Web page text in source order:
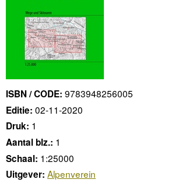
ISBN / CODE: 9783948256005
Editie: 02-11-2020
Druk: 1
Aantal blz.: 1
Schaal: 1:25000
Uitgever: Alpenverein